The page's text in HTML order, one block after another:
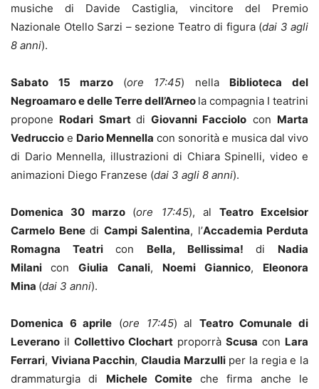
musiche di Davide Castiglia, vincitore del Premio
Nazionale Otello Sarzi – sezione Teatro di figura (dai 3 agli
8 anni).
Sabato 15 marzo (ore 17:45) nella Biblioteca del
Negroamaro e delle Terre dell’Arneo la compagnia I teatrini
propone Rodari Smart diGiovanni Facciolo con Marta
Vedruccio e Dario Mennella con sonorità e musica dal vivo
di Dario Mennella, illustrazioni di Chiara Spinelli, video e
animazioni Diego Franzese (dai 3 agli 8 anni).
Domenica 30 marzo (ore 17:45), al Teatro Excelsior
Carmelo Benedi Campi Salentina, l’Accademia Perduta
Romagna Teatricon Bella, Bellissima! di Nadia
MilaniconGiulia Canali, Noemi Giannico, Eleonora
Mina (dai 3 anni).
Domenica 6 aprile (ore 17:45) al Teatro Comunale di
Leverano ilCollettivo Clochart proporrà Scusa con Lara
Ferrari, Viviana Pacchin,Claudia Marzulliper la regia e la
drammaturgia di Michele Comite che firma anche le